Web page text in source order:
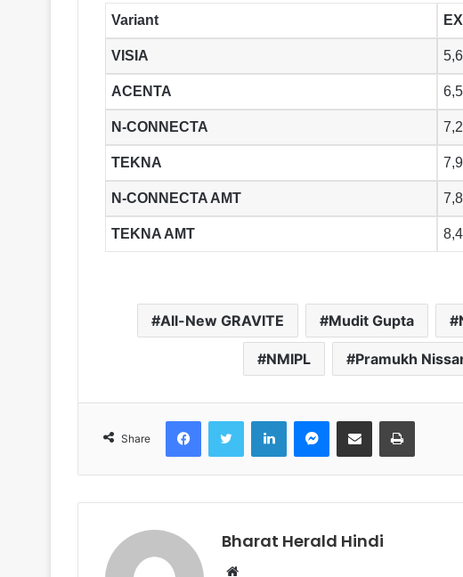
Variant
VISIA
ACENTA
N-CONNECTA
TEKNA
N-CONNECTA AMT
TEKNA AMT
All-New GRAVITE Mudit Gupta
NMIPL Pramukh
Share
Bharat Herald Hindi